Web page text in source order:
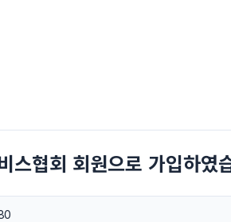
스협회 회원으로 가입하였